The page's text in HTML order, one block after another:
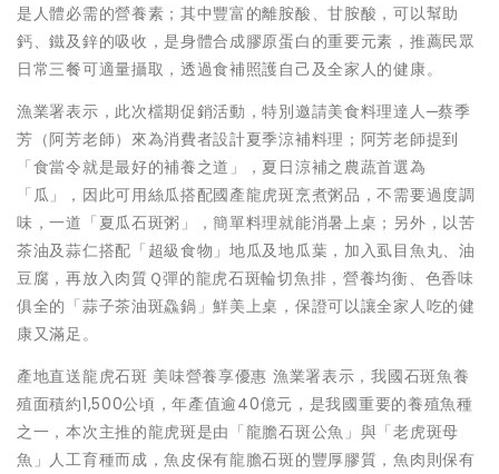
是人體必需的營養素；其中豐富的離胺酸、甘胺酸，可以幫助
鈣、鐵及鋅的吸收，是身體合成膠原蛋白的重要元素，推薦民眾
日常三餐可適量攝取，透過食補照護自己及全家人的健康。
漁業署表示，此次檔期促銷活動，特別邀請美食料理達人─蔡季
芳（阿芳老師）來為消費者設計夏季涼補料理；阿芳老師提到
「食當令就是最好的補養之道」，夏日涼補之農蔬首選為
「瓜」，因此可用絲瓜搭配國產龍虎斑烹煮粥品，不需要過度調
味，一道「夏瓜石斑粥」，簡單料理就能消暑上桌；另外，以苦
茶油及蒜仁搭配「超級食物」地瓜及地瓜葉，加入虱目魚丸、油
豆腐，再放入肉質Ｑ彈的龍虎石斑輪切魚排，營養均衡、色香味
俱全的「蒜子茶油斑鱻鍋」鮮美上桌，保證可以讓全家人吃的健
康又滿足。
產地直送龍虎石斑 美味營養享優惠 漁業署表示，我國石斑魚養
殖面積約1,500公頃，年產值逾40億元，是我國重要的養殖魚種
之一，本次主推的龍虎斑是由「龍膽石斑公魚」與「老虎斑母
魚」人工育種而成，魚皮保有龍膽石斑的豐厚膠質，魚肉則保有